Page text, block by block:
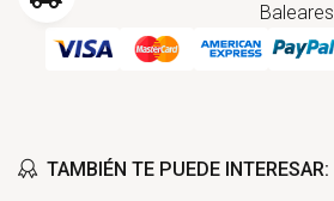
Baleares
TAMBIÉN TE PUEDE INTERESAR: